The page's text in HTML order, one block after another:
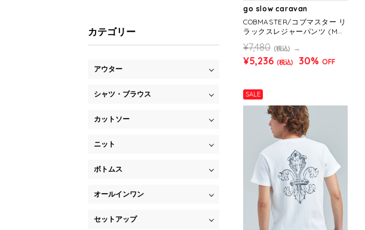
go slow caravan
COBMASTER/コブマスター リ
ラックスレジャーパンツ (ME
¥7,480 (税込)
¥5,236 (税込) 30% OFF
SALE
カテゴリー
アウター
シャツ・ブラウス
カットソー
ニット
ボトムス
オールインワン
セットアップ